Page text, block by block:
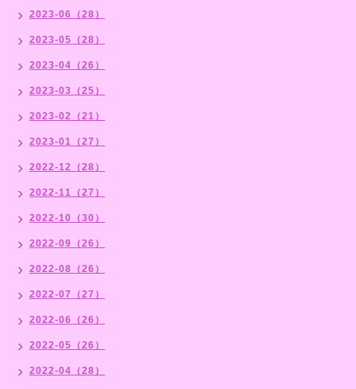
2023-06（28）
2023-05（28）
2023-04（26）
2023-03（25）
2023-02（21）
2023-01（27）
2022-12（28）
2022-11（27）
2022-10（30）
2022-09（26）
2022-08（26）
2022-07（27）
2022-06（26）
2022-05（26）
2022-04（28）